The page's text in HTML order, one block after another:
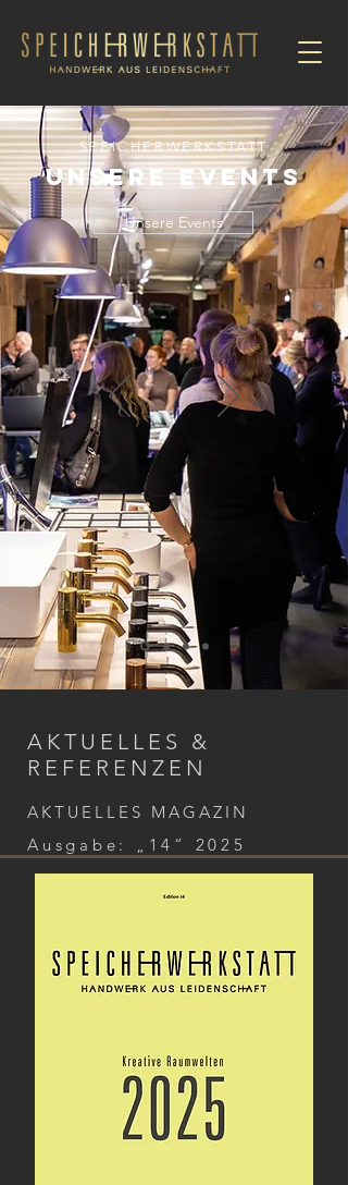
SPEICHERWERKSTATT
unsere events
Unsere Events
AKTUELLES &
REFERENZEN
AKTUELLES MAGAZIN
Ausgabe: „14“ 2025